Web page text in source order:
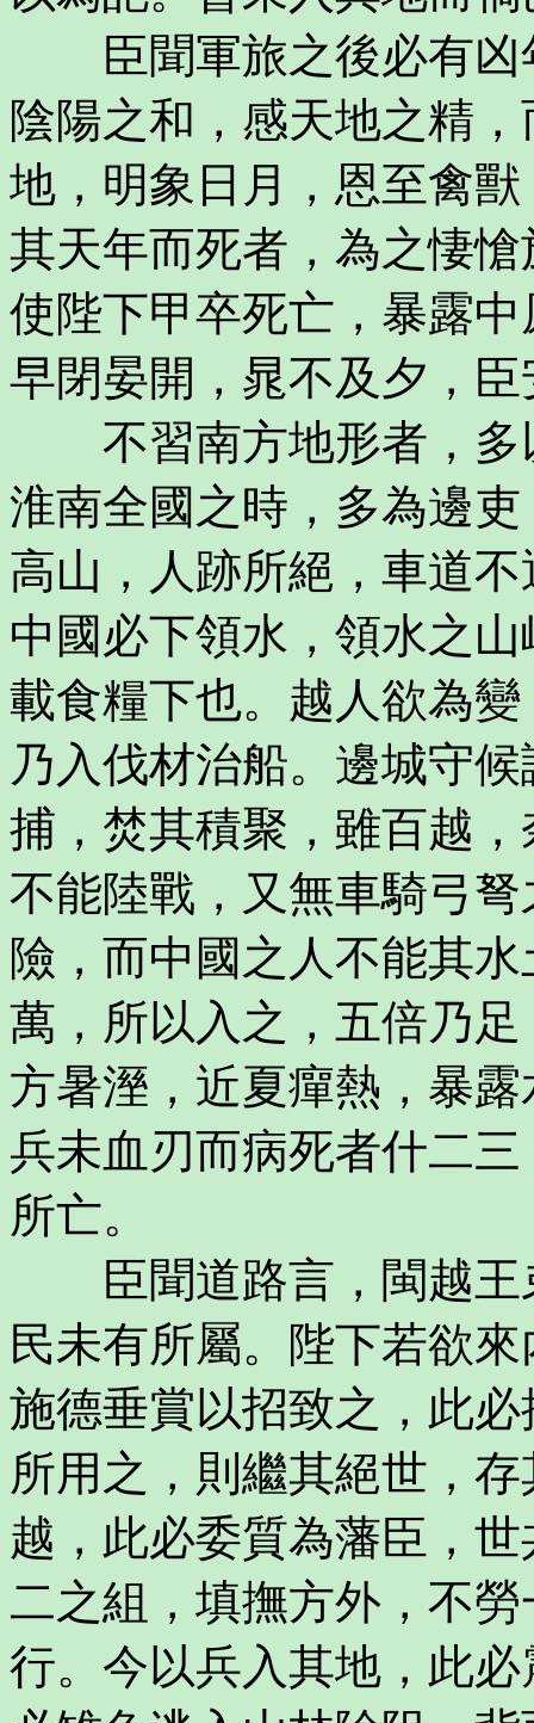
臣聞軍旅之後必有凶
陰陽之和，感天地之精
地，明象日月，恩至禽
其天年而死者，為之悽
使陛下甲卒死亡，暴露
早閉晏開，晁不及夕，
不習南方地形者，多
淮南全國之時，多為邊
高山，人跡所絕，車道
中國必下領水，領水之
載食糧下也。越人欲為
乃入伐材治船。邊城守
捕，焚其積聚，雖百越
不能陸戰，又無車騎弓
險，而中國之人不能其
萬，所以入之，五倍乃
方暑溼，近夏癉熱，暴
兵未血刃而病死者什二
所亡。
臣聞道路言，閩越王
民未有所屬。陛下若欲
施德垂賞以招致之，此
所用之，則繼其絕世，
越，此必委質為藩臣，
二之組，填撫方外，不
行。今以兵入其地，此